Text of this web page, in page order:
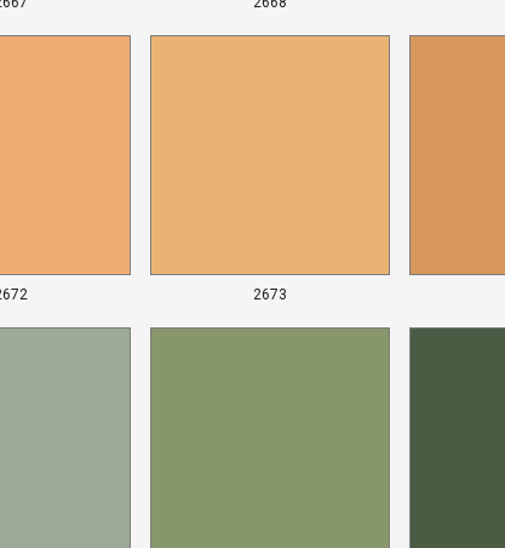
2673